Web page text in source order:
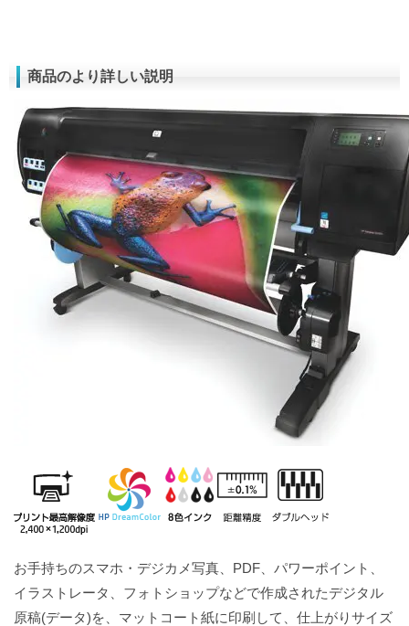
商品のより詳しい説明
お手持ちのスマホ・デジカメ写真、PDF、パワーポイント、
イラストレータ、フォトショップなどで作成されたデジタル
原稿(データ)を、マットコート紙に印刷して、仕上がりサイズ